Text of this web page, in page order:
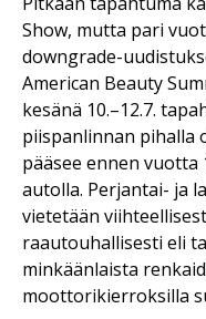
Show, mutta pari
downgrade-
American Beauty
kesänä 10.–12.7.
piispanlinnan pihalla
pääsee ennen vuotta
autolla. Perjantai- ja
vietetään
raautouhallisesti eli
minkäänlaista
moottorikierroksilla